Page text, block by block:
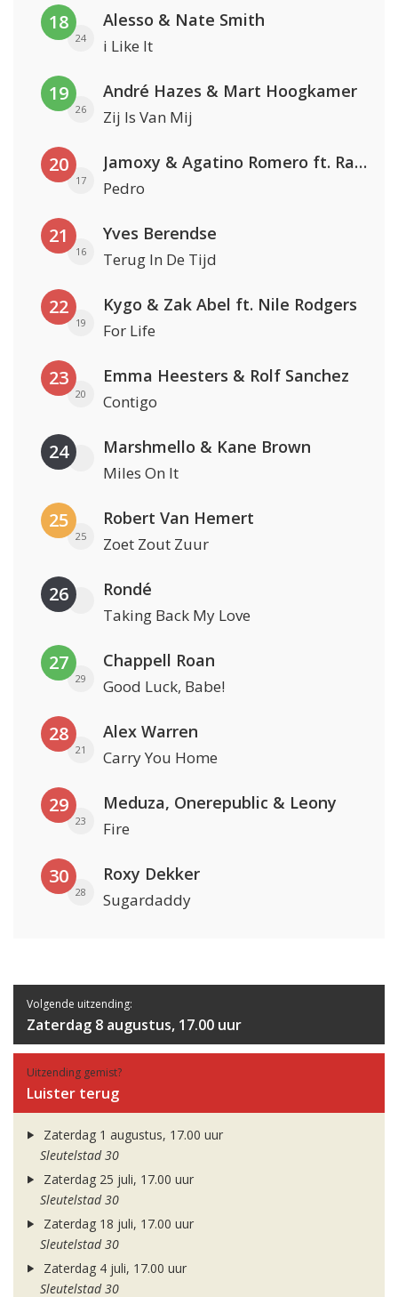
18
24
Alesso & Nate Smith
i Like It
19
26
André Hazes & Mart Hoogkamer
Zij Is Van Mij
20
17
Jamoxy & Agatino Romero ft. Raffaella Carrà
Pedro
21
16
Yves Berendse
Terug In De Tijd
22
19
Kygo & Zak Abel ft. Nile Rodgers
For Life
23
20
Emma Heesters & Rolf Sanchez
Contigo
24 Marshmello & Kane Brown
Miles On It
25
25
Robert Van Hemert
Zoet Zout Zuur
26 Rondé
Taking Back My Love
27
29
Chappell Roan
Good Luck, Babe!
28
21
Alex Warren
Carry You Home
29
23
Meduza, Onerepublic & Leony
Fire
30
28
Roxy Dekker
Sugardaddy
Volgende uitzending:
Zaterdag 8 augustus, 17.00 uur
Uitzending gemist?
Luister terug
Zaterdag 1 augustus, 17.00 uur
Sleutelstad 30
Zaterdag 25 juli, 17.00 uur
Sleutelstad 30
Zaterdag 18 juli, 17.00 uur
Sleutelstad 30
Zaterdag 4 juli, 17.00 uur
Sleutelstad 30